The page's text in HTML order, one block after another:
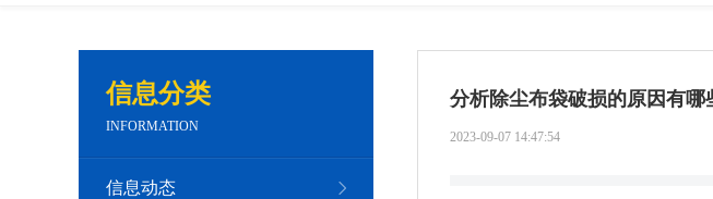
信息分类
INFORMATION
信息动态
分析除尘布袋破损的原因有哪
2023-09-07 14:47:54